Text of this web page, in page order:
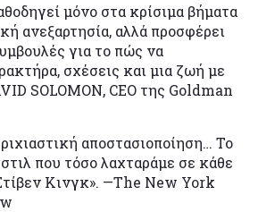
μόνο στα κρίσιμα βήματα
ανεξαρτησία, αλλά προσφέρει
για το πώς να
σχέσεις και μια ζωή με
SOLOMON, CEO της Goldman
αποστασιοποίηση… Το
που τόσο λαχταράμε σε κάθε
Κινγκ». —The New York